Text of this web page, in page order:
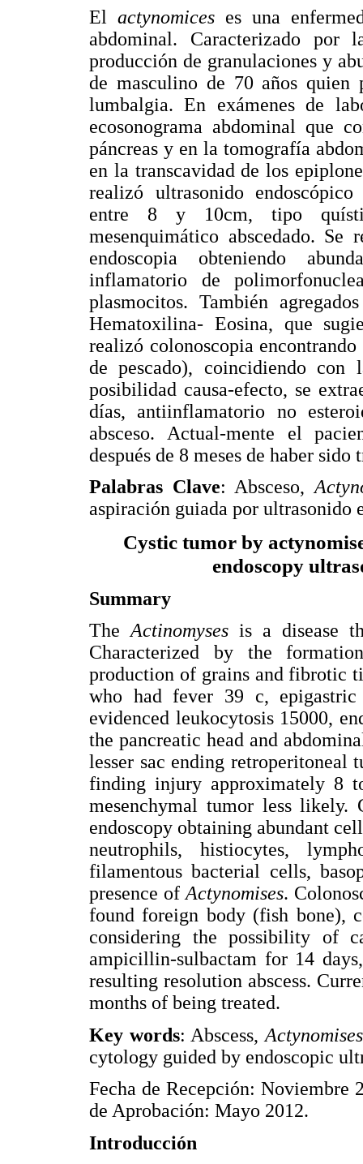
El actynomices es una
abdominal. Caracterizado por
producción de granulaciones y
de masculino de 70 años
lumbalgia. En exámenes de
ecosonograma abdominal que
páncreas y en la tomografía
en la transcavidad de los
realizó ultrasonido
entre 8 y 10cm, tipo
mesenquimático abscedado.
endoscopia obteniendo
inflamatorio de
plasmocitos. También
Hematoxilina- Eosina, que
realizó colonoscopia
de pescado), coincidiendo con
posibilidad causa-efecto, se
días, antiinflamatorio no
absceso. Actual-mente el
después de 8 meses de haber sido
Palabras Clave: Absceso,
aspiración guiada por ultrasonido
Cystic tumor by
endoscopy
Summary
The Actinomyses is a disease
Characterized by the
production of grains and fibrotic
who had fever 39 c,
evidenced leukocytosis 15000,
the pancreatic head and
lesser sac ending retroperitoneal
finding injury approximately 8
mesenchymal tumor less likely.
endoscopy obtaining abundant
neutrophils, histiocytes,
filamentous bacterial cells,
presence of Actynomises.
found foreign body (fish bone),
considering the possibility of
ampicillin-sulbactam for 14
resulting resolution abscess.
months of being treated.
Key words: Abscess, Actynomises
cytology guided by endoscopic
Fecha de Recepción: Noviembre
de Aprobación: Mayo 2012.
Introducción